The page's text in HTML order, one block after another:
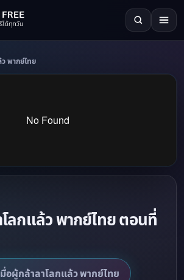
ว พากย์ไทย
โลกแล้ว พากย์ไทย ตอนที่
อผู้กล้าลาโลกแล้ว พากย์ไทย